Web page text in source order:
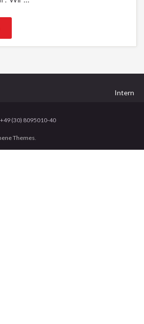
Intern
(30) 8095010-40
Themes